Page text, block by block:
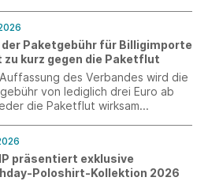
Instrument der
bewiesen.
der Paketgebühr für Billigimporte
kurz gegen die Paketflut
des Verbandes wird die
von lediglich drei Euro ab
die Paketflut wirksam
beheben.
präsentiert exklusive
Poloshirt-Kollektion 2026